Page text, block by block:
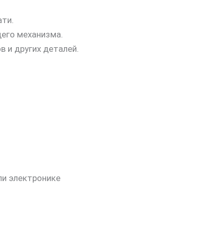
механизма.
и других деталей.
электронике